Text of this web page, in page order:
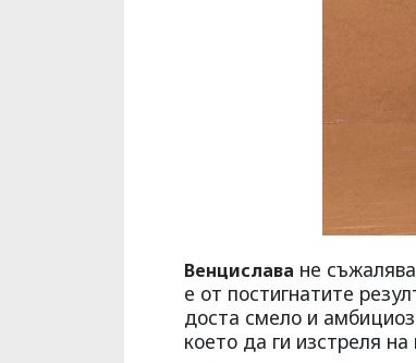
Венцислава не
е от постигнатите
доста смело и
което да ги изстреля